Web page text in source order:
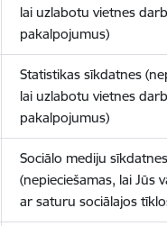
lai uzlabotu vietnes
pakalpojumus)
Statistikas sīkdatnes
lai uzlabotu vietnes
pakalpojumus)
Sociālo mediju sīkdatnes
(nepieciešamas, lai Jūs
ar saturu sociālajos